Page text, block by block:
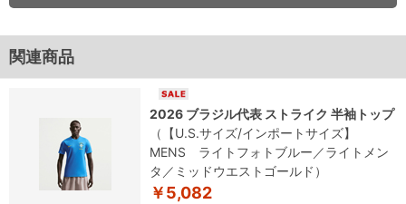
関連商品
2026 ブラジル代表 ストライク 半袖トップ
（【U.S.サイズ/インポートサイズ】
MENS ライトフォトブルー／ライトメン
タ／ミッドウエストゴールド）
￥5,082